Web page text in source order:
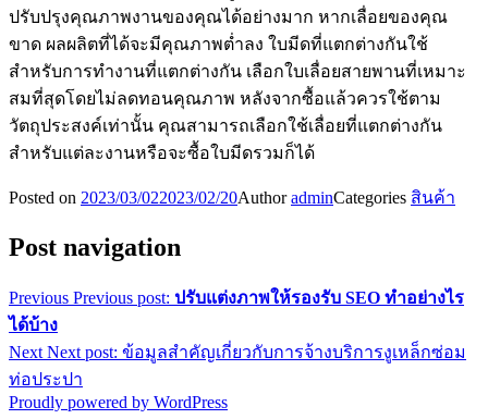
ปรับปรุงคุณภาพงานของคุณได้อย่างมาก หากเลื่อยของคุณ
ขาด ผลผลิตที่ได้จะมีคุณภาพต่ำลง ใบมีดที่แตกต่างกันใช้
สำหรับการทำงานที่แตกต่างกัน เลือกใบเลื่อยสายพานที่เหมาะ
สมที่สุดโดยไม่ลดทอนคุณภาพ หลังจากซื้อแล้วควรใช้ตาม
วัตถุประสงค์เท่านั้น คุณสามารถเลือกใช้เลื่อยที่แตกต่างกัน
สำหรับแต่ละงานหรือจะซื้อใบมีดรวมก็ได้
Posted on 2023/03/022023/02/20AuthoradminCategories สินค้า
Post navigation
Previous Previous post: ปรับแต่งภาพให้รองรับ SEO ทำอย่างไร
ได้บ้าง
Next Next post: ข้อมูลสำคัญเกี่ยวกับการจ้างบริการงูเหล็กซ่อม
ท่อประปา
Proudly powered by WordPress